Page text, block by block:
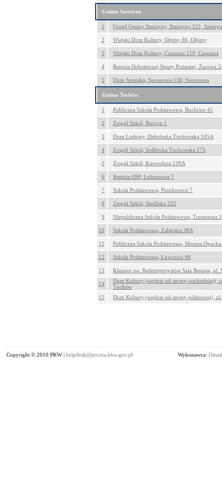
Gmina Szerzyny
1 Urząd Gminy Szerzyny, Szerzyny 521,
2 Wiejski Dom Kultury, Ołpiny 86, Ołpiny
3 Wiejski Dom Kultury, Czermna 119, Czermna
4 Remiza Ochotniczej Straży Pożarnej, Żurowa
5 Dom Strażaka, Swoszowa 150, Swoszowa
Gmina Tuchów
1 Publiczna Szkoła Podstawowa, Buchcice 41
2 Zespół Szkół, Burzyn 1
3 Dom Ludowy, Dąbrówka Tuchowska 145A
4 Zespół Szkół, Jodłówka Tuchowska 275
5 Zespół Szkół, Karwodrza 139A
6 Remiza OSP, Lubaszowa 7
7 Szkoła Podstawowa, Piotrkowice 7
8 Zespół Szkół, Siedliska 232
9 Niepubliczna Szkoła Podstawowa, Trzemesna
10 Szkoła Podstawowa, Zabłędza 38A
11 Publiczna Szkoła Podstawowa, Meszna
12 Szkoła Podstawowa, Łowczów 96
13 Klasztor oo. Redemptorystów Sala Betania, ul.
14
Dom Kultury (wejście od strony wschodniej),
Tuchów
15
Dom Kultury (wejście od strony północnej),
Copyright © 2010 PKW | helpdesk@poczta.kbw.gov.pl Wykonawca: